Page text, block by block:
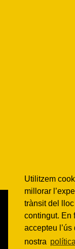
Utilitzem
millorar
trànsit del
contingut. En
accepteu
nostra